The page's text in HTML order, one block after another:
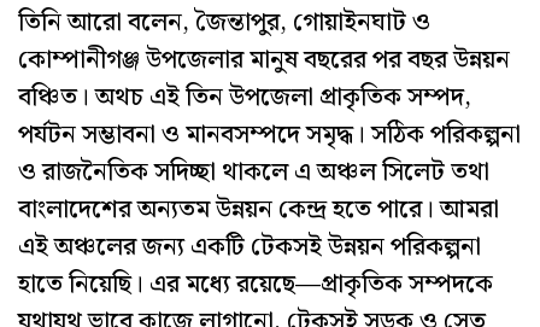
তিনি আরো বলেন, জৈন্তাপুর, গোয়াইনঘাট ও
কোম্পানীগঞ্জ উপজেলার মানুষ বছরের পর বছর উন্নয়ন
বঞ্চিত। অথচ এই তিন উপজেলা প্রাকৃতিক সম্পদ,
পর্যটন সম্ভাবনা ও মানবসম্পদে সমৃদ্ধ। সঠিক পরিকল্পনা
ও রাজনৈতিক সদিচ্ছা থাকলে এ অঞ্চল সিলেট তথা
বাংলাদেশের অন্যতম উন্নয়ন কেন্দ্র হতে পারে। আমরা
এই অঞ্চলের জন্য একটি টেকসই উন্নয়ন পরিকল্পনা
হাতে নিয়েছি। এর মধ্যে রয়েছে—প্রাকৃতিক সম্পদকে